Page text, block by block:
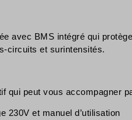
avec BMS intégré qui
circuits et surintensités.
qui peut vous accompagner
230V et manuel d’utilisation